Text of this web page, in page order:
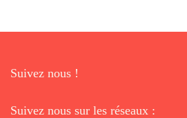
Suivez nous !
Suivez nous sur les réseaux :